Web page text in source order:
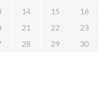
14 15
16
21 22
23
28 29
30